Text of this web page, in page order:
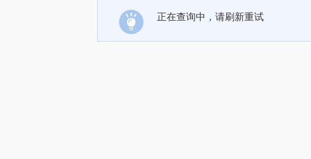
正在查询中，请刷新重试